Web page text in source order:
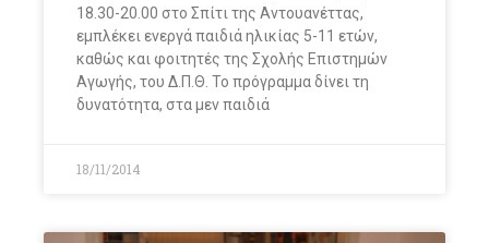
18.30-20.00 στο Σπίτι της Αντουανέττας,
εμπλέκει ενεργά παιδιά ηλικίας 5-11 ετών,
καθώς και φοιτητές της Σχολής Επιστημών
Αγωγής, του Δ.Π.Θ. Το πρόγραμμα δίνει τη
δυνατότητα, στα μεν παιδιά
18/11/2014